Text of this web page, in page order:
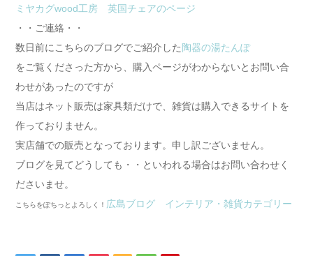
ミヤカグwood工房 英国チェアのページ
・・ご連絡・・
数日前にこちらのブログでご紹介した 陶器の湯たんぽ
をご覧くださった方から、購入ページがわからないとお問い合
わせがあったのですが
当店はネット販売は家具類だけで、雑貨は購入できるサイトを
作っておりません。
実店舗での販売となっております。申し訳ございません。
ブログを見てどうしても・・といわれる場合はお問い合わせく
ださいませ。
こちらをぽちっとよろしく！ 広島ブログ インテリア・雑貨カテゴリー